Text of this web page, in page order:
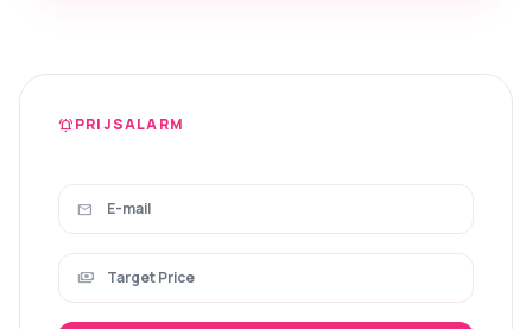
notifications_activePRIJSALARM
mail
payments